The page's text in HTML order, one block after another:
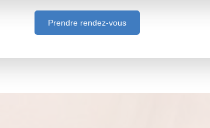
Prendre rendez-vous